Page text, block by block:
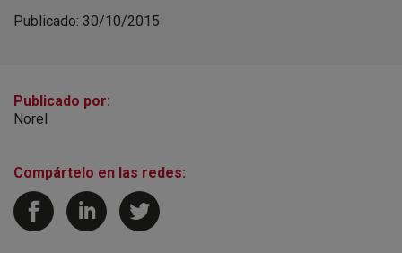
Publicado: 30/10/2015
Publicado por:
Norel
Compártelo en las redes: